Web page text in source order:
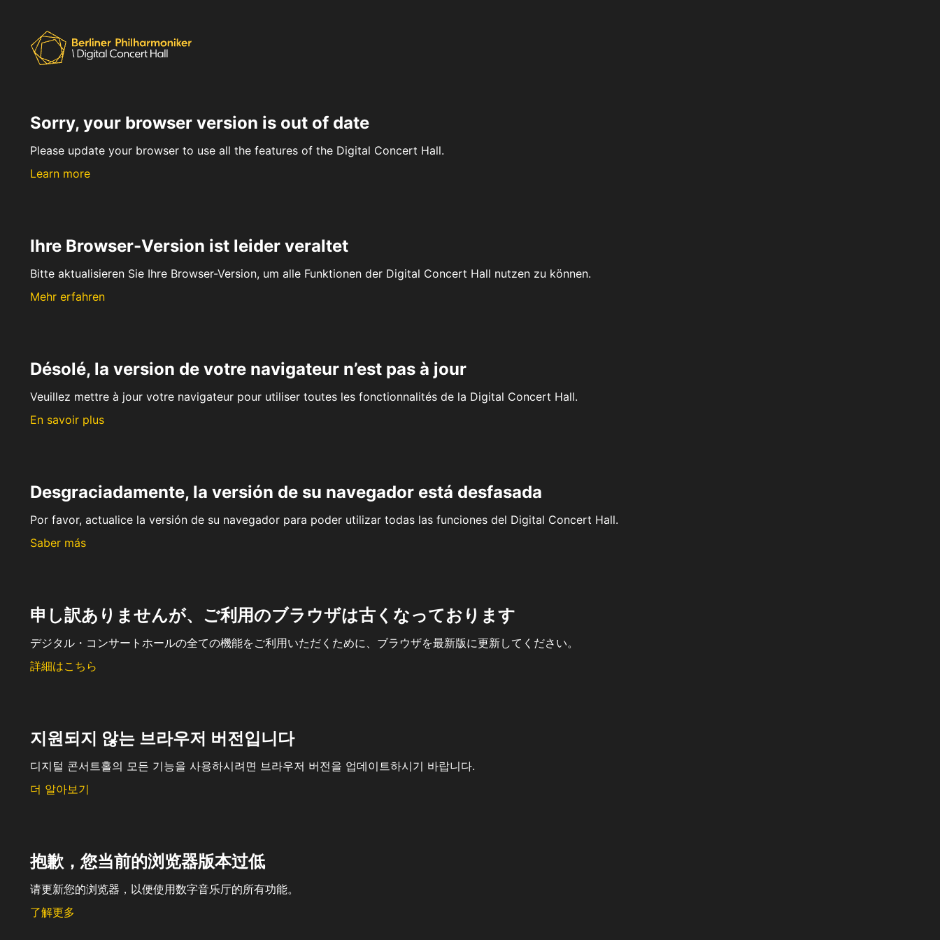
Sorry, your browser version is out of date
Please update your browser to use all the features of the Digital Concert Hall.
Learn more
Ihre Browser-Version ist leider veraltet
Bitte aktualisieren Sie Ihre Browser-Version, um alle Funktionen der Digital Concert Hall nutzen zu können.
Mehr erfahren
Désolé, la version de votre navigateur n’est pas à jour
Veuillez mettre à jour votre navigateur pour utiliser toutes les fonctionnalités de la Digital Concert Hall.
En savoir plus
Desgraciadamente, la versión de su navegador está desfasada
Por favor, actualice la versión de su navegador para poder utilizar todas las funciones del Digital Concert Hall.
Saber más
申し訳ありませんが、ご利用のブラウザは古くなっております
デジタル・コンサートホールの全ての機能をご利用いただくために、ブラウザを最新版に更新してください。
詳細はこちら
지원되지 않는 브라우저 버전입니다
디지털 콘서트홀의 모든 기능을 사용하시려면 브라우저 버전을 업데이트하시기 바랍니다.
더 알아보기
抱歉，您当前的浏览器版本过低
请更新您的浏览器，以便使用数字音乐厅的所有功能。
了解更多